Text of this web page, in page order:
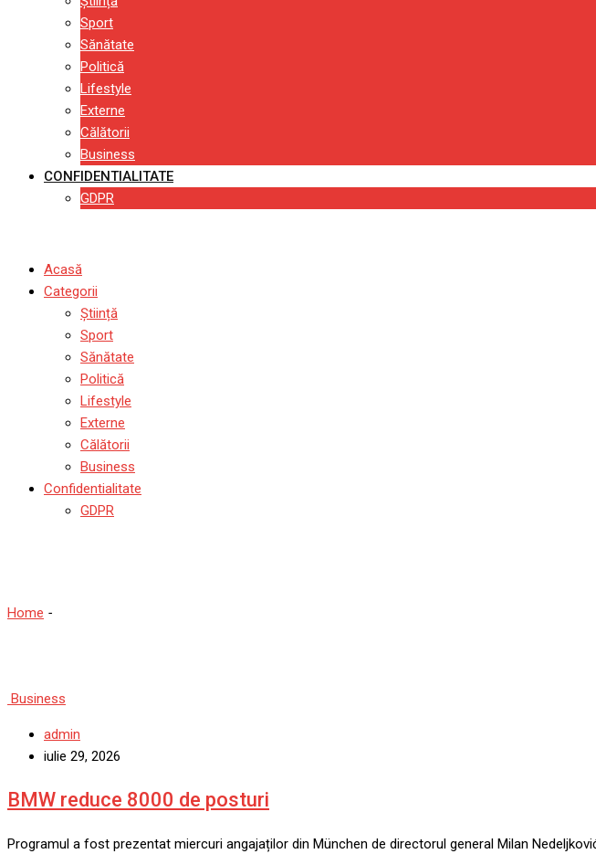
Sport
Sănătate
Politică
Lifestyle
Externe
Călătorii
Business
CONFIDENTIALITATE
GDPR
Acasă
Categorii
Știință
Sport
Sănătate
Politică
Lifestyle
Externe
Călătorii
Business
Confidentialitate
GDPR
Home -
Business
admin
iulie 29, 2026
BMW reduce 8000 de posturi
Programul a fost prezentat miercuri angajaților din München de directorul general Milan